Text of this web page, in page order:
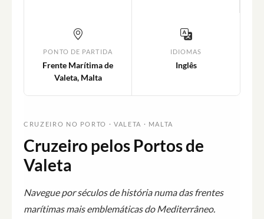
PONTO DE PARTIDA
Frente Marítima de
Valeta, Malta
IDIOMAS
Inglês
CRUZEIRO NO PORTO · VALETA · MALTA
Cruzeiro pelos Portos de
Valeta
Navegue por séculos de história numa das frentes
marítimas mais emblemáticas do Mediterrâneo.